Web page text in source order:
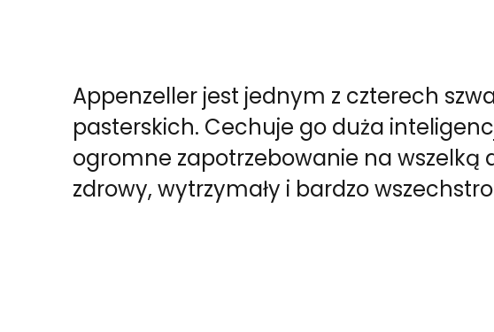
Appenzeller jest jednym z czterech
pasterskich. Cechuje go duża
ogromne zapotrzebowanie na wszelką
zdrowy, wytrzymały i bardzo